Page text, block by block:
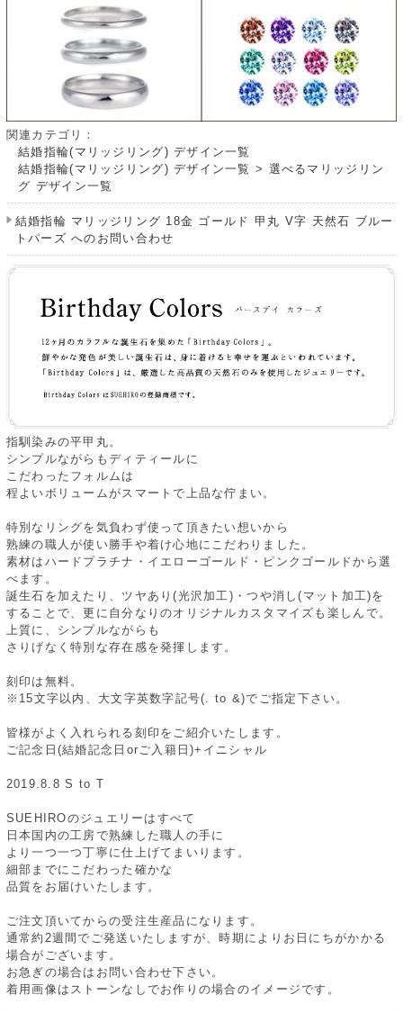
関連カテゴリ：
結婚指輪(マリッジリング) デザイン一覧
結婚指輪(マリッジリング) デザイン一覧 > 選べるマリッジリン
グ デザイン一覧
結婚指輪 マリッジリング 18金 ゴールド 甲丸 V字 天然石 ブルー
トパーズ へのお問い合わせ
指馴染みの平甲丸。
シンプルながらもディティールに
こだわったフォルムは
程よいボリュームがスマートで上品な佇まい。
特別なリングを気負わず使って頂きたい想いから
熟練の職人が使い勝手や着け心地にこだわりました。
素材はハードプラチナ・イエローゴールド・ピンクゴールドから選
べます。
誕生石を加えたり、ツヤあり(光沢加工)・つや消し(マット加工)を
することで、更に自分なりのオリジナルカスタマイズも楽しんで。
上質に、シンプルながらも
さりげなく特別な存在感を発揮します。
刻印は無料。
※15文字以内、大文字英数字記号(. to &)でご指定下さい。
皆様がよく入れられる刻印をご紹介いたします。
ご記念日(結婚記念日orご入籍日)+イニシャル
2019.8.8 S to T
SUEHIROのジュエリーはすべて
日本国内の工房で熟練した職人の手に
より一つ一つ丁寧に仕上げてまいります。
細部までにこだわった確かな
品質をお届けいたします。
ご注文頂いてからの受注生産品になります。
通常約2週間でご発送いたしますが、時期によりお日にちがかかる
場合がございます。
お急ぎの場合はお問い合わせ下さい。
着用画像はストーンなしでお作りの場合のイメージです。